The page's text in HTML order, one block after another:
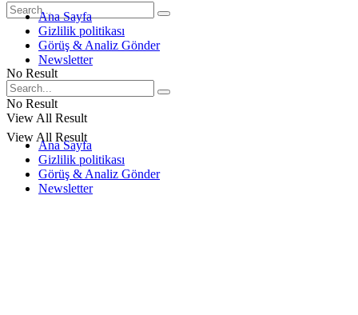
No Result
View All Result
Ana Sayfa
Gizlilik politikası
Görüş & Analiz Gönder
Newsletter
No Result
View All Result
Ana Sayfa
Gizlilik politikası
Görüş & Analiz Gönder
Newsletter